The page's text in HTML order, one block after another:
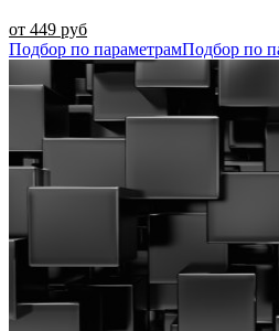
от 449 руб
Подбор по параметрамПодбор по